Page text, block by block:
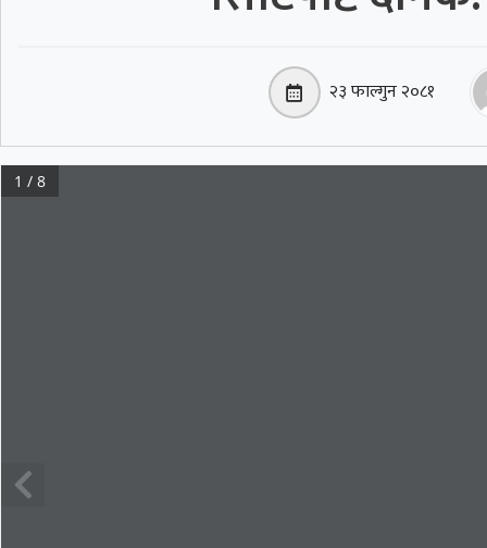
२३ फाल्गुन २०८१
1 / 8